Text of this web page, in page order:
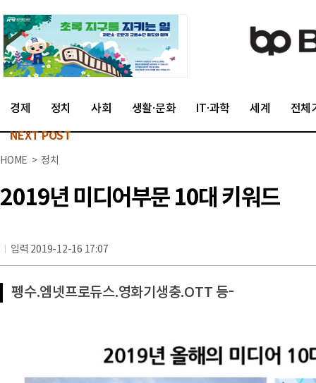
경제 정치 사회 생활·문화 IT·과학 세계 전체
NEXT POST
HOME > 정치
2019년 미디어부문 10대 키워드
입력 2019-12-16 17:07
펭수.엠넷프로듀스.영화기생충.OTT 등–